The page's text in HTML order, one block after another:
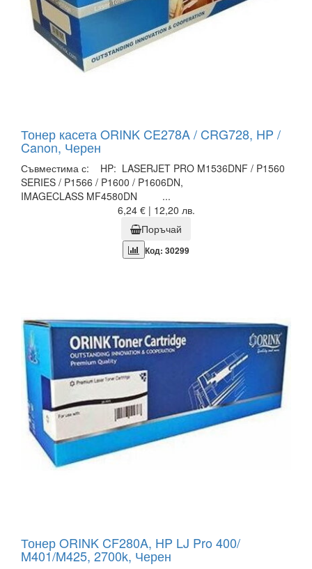
Тонер касета ORINK CE278A / CRG728, HP /
Canon, Черен
Съвместима с: HP: LASERJET PRO M1536DNF / P1560
SERIES / P1566 / P1600 / P1606DN,
IMAGECLASS MF4580DN ...
6,24 € | 12,20 лв.
Поръчай
Код: 30299
Тонер ORINK CF280A, HP LJ Pro 400/
M401/M425, 2700k, Черен